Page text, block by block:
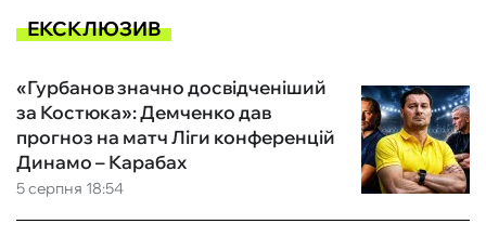
ЕКСКЛЮЗИВ
5 серпня 18:54
«Гурбанов значно досвідченіший
за Костюка»: Демченко дав
прогноз на матч Ліги конференцій
Динамо – Карабах